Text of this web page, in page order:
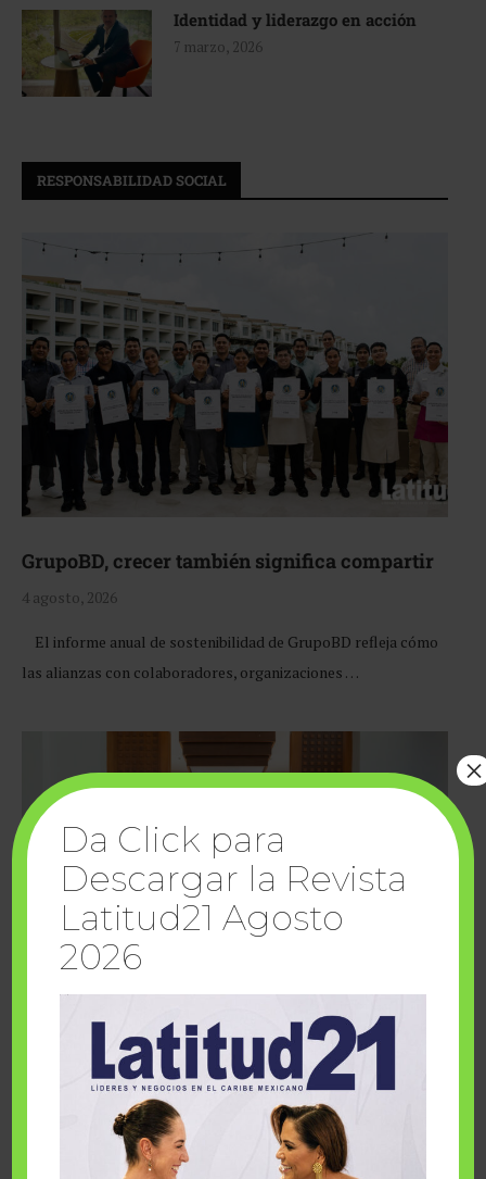
Identidad y liderazgo en acción
7 marzo, 2026
RESPONSABILIDAD SOCIAL
GrupoBD, crecer también significa compartir
4 agosto, 2026
El informe anual de sostenibilidad de GrupoBD refleja cómo
las alianzas con colaboradores, organizaciones …
Cuando la solidaridad inspira; cumplen
sueños Fairmont Mayakoba y Make-A-Wish
Da Click para
Descargar la Revista
Latitud21 Agosto
2026
×